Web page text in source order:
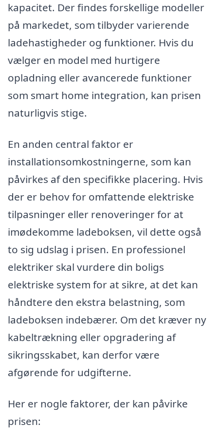
kapacitet. Der findes forskellige modeller
på markedet, som tilbyder varierende
ladehastigheder og funktioner. Hvis du
vælger en model med hurtigere
opladning eller avancerede funktioner
som smart home integration, kan prisen
naturligvis stige.
En anden central faktor er
installationsomkostningerne, som kan
påvirkes af den specifikke placering. Hvis
der er behov for omfattende elektriske
tilpasninger eller renoveringer for at
imødekomme ladeboksen, vil dette også
to sig udslag i prisen. En professionel
elektriker skal vurdere din boligs
elektriske system for at sikre, at det kan
håndtere den ekstra belastning, som
ladeboksen indebærer. Om det kræver ny
kabeltrækning eller opgradering af
sikringsskabet, kan derfor være
afgørende for udgifterne.
Her er nogle faktorer, der kan påvirke
prisen: